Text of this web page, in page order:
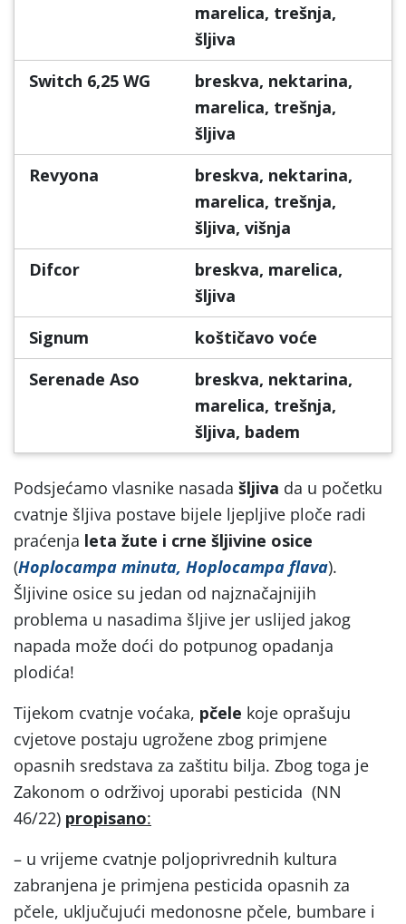
marelica, trešnja,
šljiva
Switch 6,25 WG
breskva, nektarina,
marelica, trešnja,
šljiva
Revyona
breskva, nektarina,
marelica, trešnja,
šljiva, višnja
Difcor
breskva, marelica,
šljiva
Signum
koštičavo voće
Serenade Aso
breskva, nektarina,
marelica, trešnja,
šljiva, badem
Podsjećamo vlasnike nasada šljiva da u početku
cvatnje šljiva postave bijele ljepljive ploče radi
praćenja leta žute i crne šljivine osice
(Hoplocampa minuta, Hoplocampa flava).
Šljivine osice su jedan od najznačajnijih
problema u nasadima šljive jer uslijed jakog
napada može doći do potpunog opadanja
plodića!
Tijekom cvatnje voćaka, pčele koje oprašuju
cvjetove postaju ugrožene zbog primjene
opasnih sredstava za zaštitu bilja. Zbog toga je
Zakonom o održivoj uporabi pesticida (NN
46/22) propisano:
– u vrijeme cvatnje poljoprivrednih kultura
zabranjena je primjena pesticida opasnih za
pčele, uključujući medonosne pčele, bumbare i